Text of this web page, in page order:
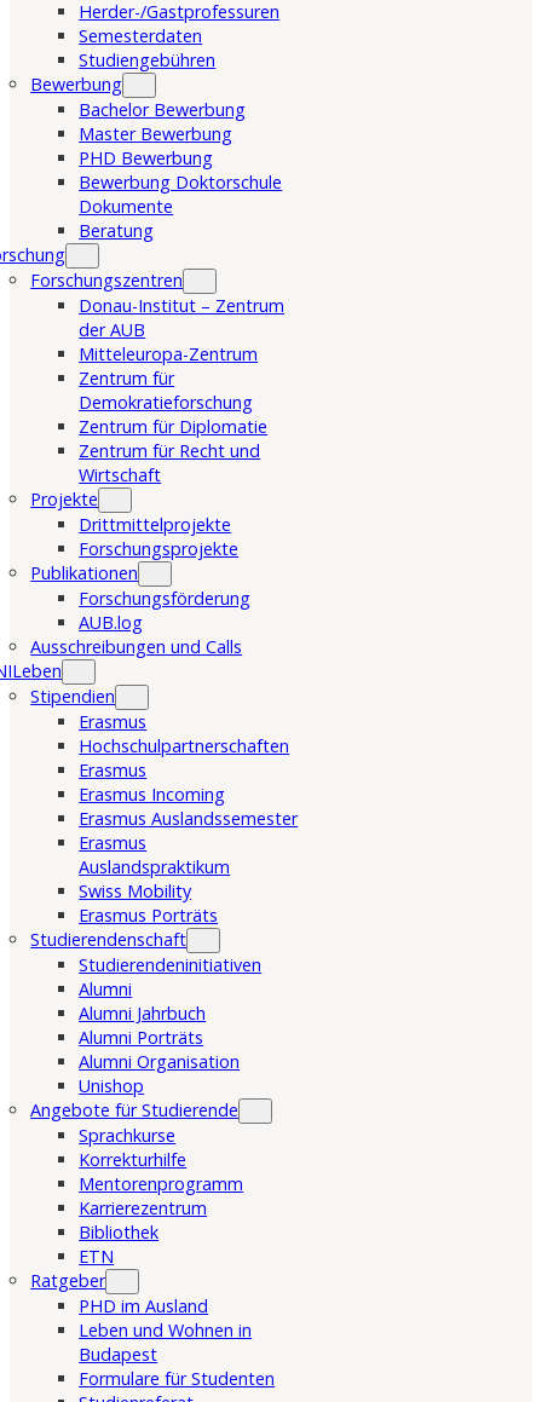
Herder-/Gastprofessuren
Semesterdaten
Studiengebühren
Bewerbung
Bachelor Bewerbung
Master Bewerbung
PHD Bewerbung
Bewerbung Doktorschule
Dokumente
Beratung
Forschungszentren
Donau-Institut – Zentrum
der AUB
Mitteleuropa-Zentrum
Zentrum für
Demokratieforschung
Zentrum für Diplomatie
Zentrum für Recht und
Wirtschaft
Projekte
Drittmittelprojekte
Forschungsprojekte
Publikationen
Forschungsförderung
AUB.log
Ausschreibungen und Calls
Stipendien
Erasmus
Hochschulpartnerschaften
Erasmus
Erasmus Incoming
Erasmus Auslandssemester
Erasmus
Auslandspraktikum
Swiss Mobility
Erasmus Porträts
Studierendenschaft
Studierendeninitiativen
Alumni
Alumni Jahrbuch
Alumni Porträts
Alumni Organisation
Unishop
Angebote für Studierende
Sprachkurse
Korrekturhilfe
Mentorenprogramm
Karrierezentrum
Bibliothek
ETN
Ratgeber
PHD im Ausland
Leben und Wohnen in
Budapest
Formulare für Studenten